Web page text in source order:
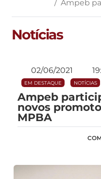
Ampeb participa
Notícias
02/06/2021
EM DESTAQUE NOTÍCIAS
Ampeb
novos
MPBA